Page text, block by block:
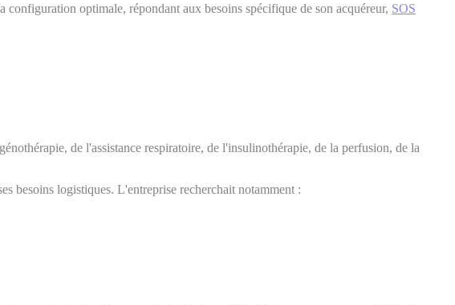
configuration optimale, répondant aux besoins spécifique de son acquéreur, SOS
de l'assistance respiratoire, de l'insulinothérapie, de la perfusion, de la
besoins logistiques. L'entreprise recherchait notamment :